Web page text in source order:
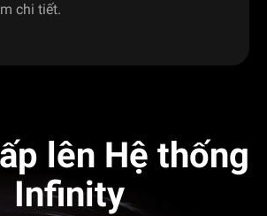
chi tiết.
lên Hệ thống
Infinity